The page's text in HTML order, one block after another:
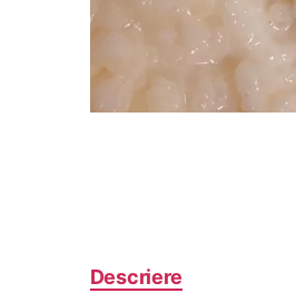
Descriere